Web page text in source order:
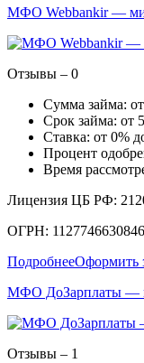
МФО Webbankir —
Отзывы – 0
Сумма займа:
Срок займа: от
Ставка: от 0%
Процент
Время
Лицензия ЦБ РФ:
ОГРН: 1127746630846
ПодробнееОформить
МФО ДоЗарплаты —
Отзывы – 1